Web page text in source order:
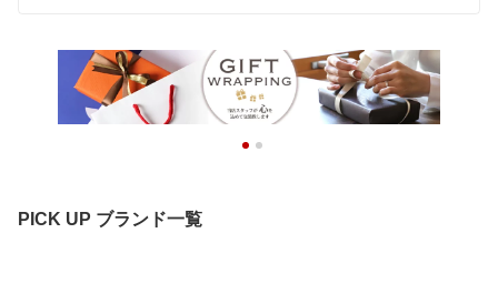
今回お届けいたしましたリュックも、お客様の日々の生活やちょ
っとしたお出かけの頼もしい相棒として、末永くご活躍できるこ
とを心より願っております。
これからも長く安心してご愛用いただける商品をお届けしてまい
りますので、今後とも当店をよろしくお願いいたします。またの
PICK UP ブランド一覧